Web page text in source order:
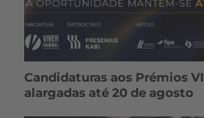
Candidaturas aos Prémios
alargadas até 20 de agosto